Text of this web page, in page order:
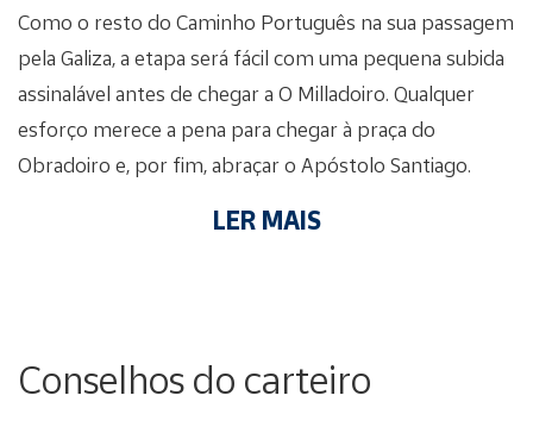
Como o resto do Caminho Português na sua passagem
pela Galiza, a etapa será fácil com uma pequena subida
assinalável antes de chegar a O Milladoiro. Qualquer
esforço merece a pena para chegar à praça do
Obradoiro e, por fim, abraçar o Apóstolo Santiago.
LER MAIS
Conselhos do carteiro